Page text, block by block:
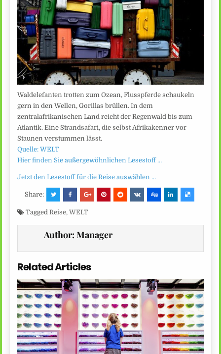
Waldelefanten trotten zum Ozean, Flusspferde schaukeln
gern in den Wellen, Gorillas brüllen. In dem
zentralafrikanischen Land reicht der Regenwald bis zum
Atlantik. Eine Strandsafari, die selbst Afrikakenner vor
Staunen verstummen lässt.
Quelle: WELT
Hier finden Sie außergewöhnlichen Lesestoff …
Jetzt den Lesestoff für die Reise auswählen …
Share:
Tagged Reise,WELT
Author:Manager
Related Articles